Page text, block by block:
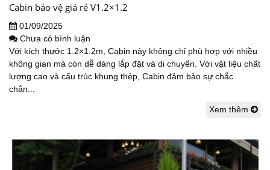
Cabin bảo vệ giá rẻ V1.2×1.2
01/09/2025
Chưa có bình luận
Với kích thước 1.2×1.2m, Cabin này không chỉ phù hợp với nhiều
không gian mà còn dễ dàng lắp đặt và di chuyển. Với vật liệu chất
lượng cao và cấu trúc khung thép, Cabin đảm bảo sự chắc
chắn...
Xem thêm